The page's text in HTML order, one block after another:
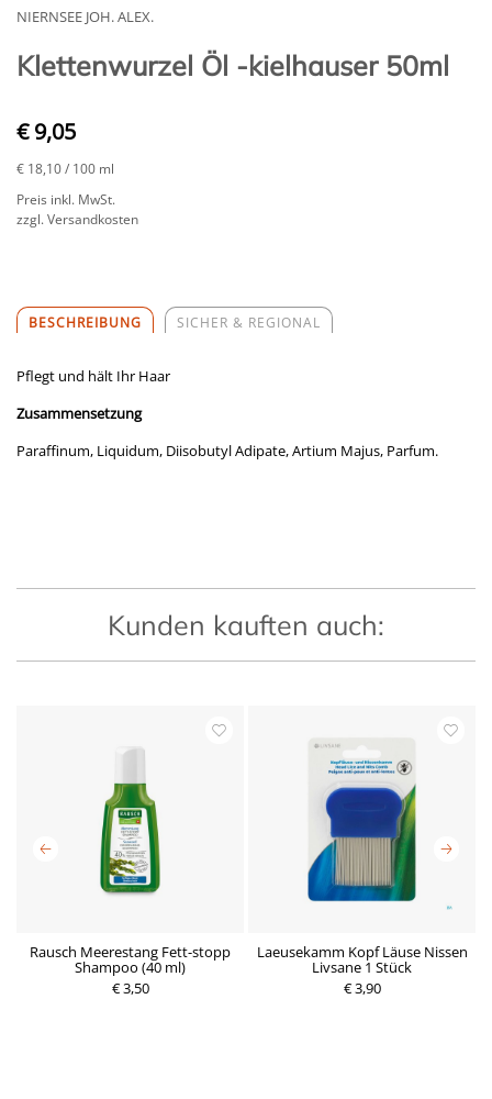
NIERNSEE JOH. ALEX.
Klettenwurzel Öl -kielhauser 50ml
€ 9,05
€ 18,10/ 100 ml
Preis inkl. MwSt.
zzgl. Versandkosten
BESCHREIBUNG SICHER & REGIONAL
Pflegt und hält Ihr Haar
Zusammensetzung
Paraffinum, Liquidum, Diisobutyl Adipate, Artium Majus, Parfum.
Kunden kauften auch:
Rausch Meerestang Fett-stopp
Shampoo (40 ml)
€ 3,50
Laeusekamm Kopf Läuse Nissen
Livsane 1 Stück
€ 3,90